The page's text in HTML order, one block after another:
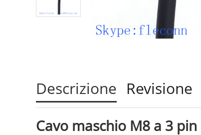
Descrizione Revisione
Cavo maschio M8 a 3 pin